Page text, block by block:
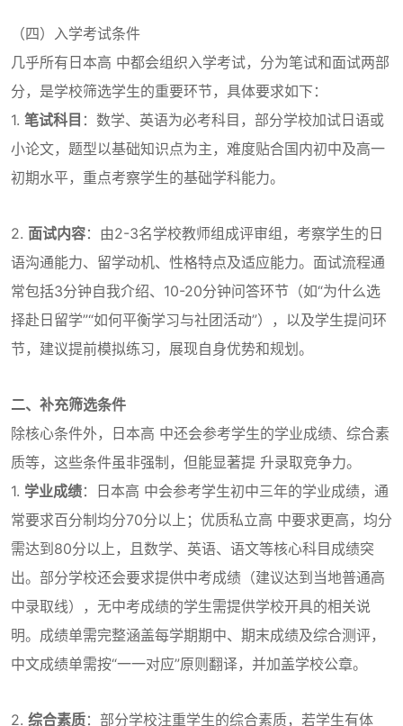
（四）入学考试条件
几乎所有日本高 中都会组织入学考试，分为笔试和面试两部
分，是学校筛选学生的重要环节，具体要求如下：
1. 笔试科目 ：数学、英语为必考科目，部分学校加试日语或
小论文，题型以基础知识点为主，难度贴合国内初中及高一
初期水平，重点考察学生的基础学科能力。
2. 面试内容：由2-3名学校教师组成评审组，考察学生的日
语沟通能力、留学动机、性格特点及适应能力。面试流程通
常包括3分钟自我介绍、10-20分钟问答环节（如“为什么选
择赴日留学”“如何平衡学习与社团活动”），以及学生提问环
节，建议提前模拟练习，展现自身优势和规划。
二、补充筛选条件
除核心条件外，日本高 中还会参考学生的学业成绩、综合素
质等，这些条件虽非强制，但能显著提 升录取竞争力。
1. 学业成绩：日本高 中会参考学生初中三年的学业成绩，通
常要求百分制均分70分以上；优质私立高 中要求更高，均分
需达到80分以上，且数学、英语、语文等核心科目成绩突
出。部分学校还会要求提供中考成绩（建议达到当地普通高
中录取线），无中考成绩的学生需提供学校开具的相关说
明。成绩单需完整涵盖每学期期中、期末成绩及综合测评，
中文成绩单需按“一一对应”原则翻译，并加盖学校公章。
2. 综合素质：部分学校注重学生的综合素质，若学生有体